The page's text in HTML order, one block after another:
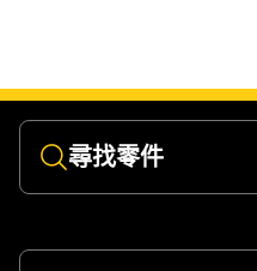
尋找零件